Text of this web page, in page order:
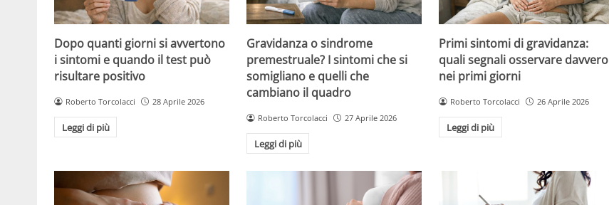
Dopo quanti giorni si avvertono
i sintomi e quando il test può
risultare positivo
Roberto Torcolacci 28 Aprile 2026
Leggi di più
Gravidanza o sindrome
premestruale? I sintomi che si
somigliano e quelli che
cambiano il quadro
Roberto Torcolacci 27 Aprile 2026
Leggi di più
Primi sintomi di gravidanza:
quali segnali osservare davvero
nei primi giorni
Roberto Torcolacci 26 Aprile 2026
Leggi di più